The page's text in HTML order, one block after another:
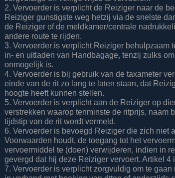
2. Vervoerder is verplicht de Reiziger naar de
Reiziger gunstigste weg hetzij via de snelste
de Reiziger of de meldkamer/centrale
andere route te rijden.
3. Vervoerder is verplicht Reiziger behulpzaam
in- en uitladen van Handbagage, tenzij zulks
onmogelijk is.
4. Vervoerder is bij gebruik van de taxameter
einde van de rit zo lang te laten staan, dat
hoogte heeft kunnen stellen.
5. Vervoerder is verplicht aan de Reiziger op
verstrekken waarop tenminste de ritprijs, naam
tijdstip van de rit wordt vermeld.
6. Vervoerder is bevoegd Reiziger die zich niet
Voorwaarden houdt, de toegang tot het
vervoermiddel te (doen) verwijderen, indien in
gevergd dat hij deze Reiziger vervoert. Artikel
7. Vervoerder is verplicht zorgvuldig om te